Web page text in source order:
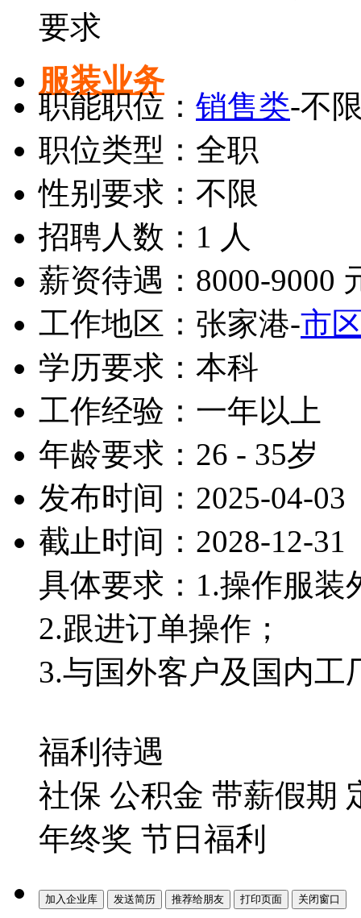
要求
服装业务
职能职位： 销售类-不
职位类型：全职
性别要求：不限
招聘人数：1 人
薪资待遇：8000-9000
工作地区：张家港-市
学历要求：本科
工作经验：一年以上
年龄要求：26 - 35岁
发布时间：2025-04-03
截止时间：2028-12-31
具体要求：1.操作服装
2.跟进订单操作；
3.与国外客户及国内工
福利待遇
社保 公积金 带薪假期
年终奖 节日福利